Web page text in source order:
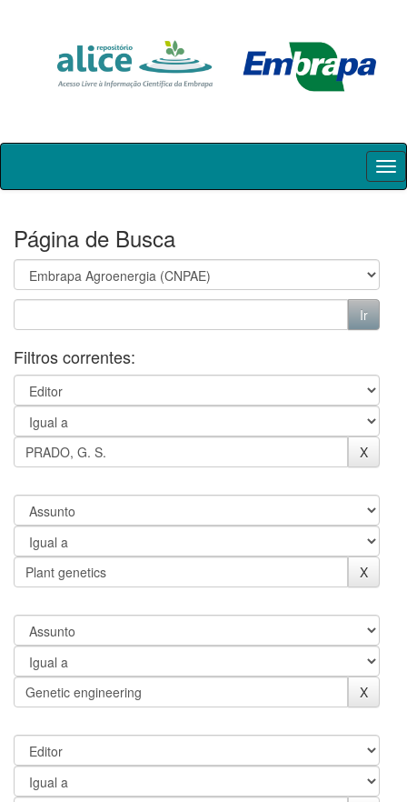
Skip
Página de Busca
Filtros correntes: